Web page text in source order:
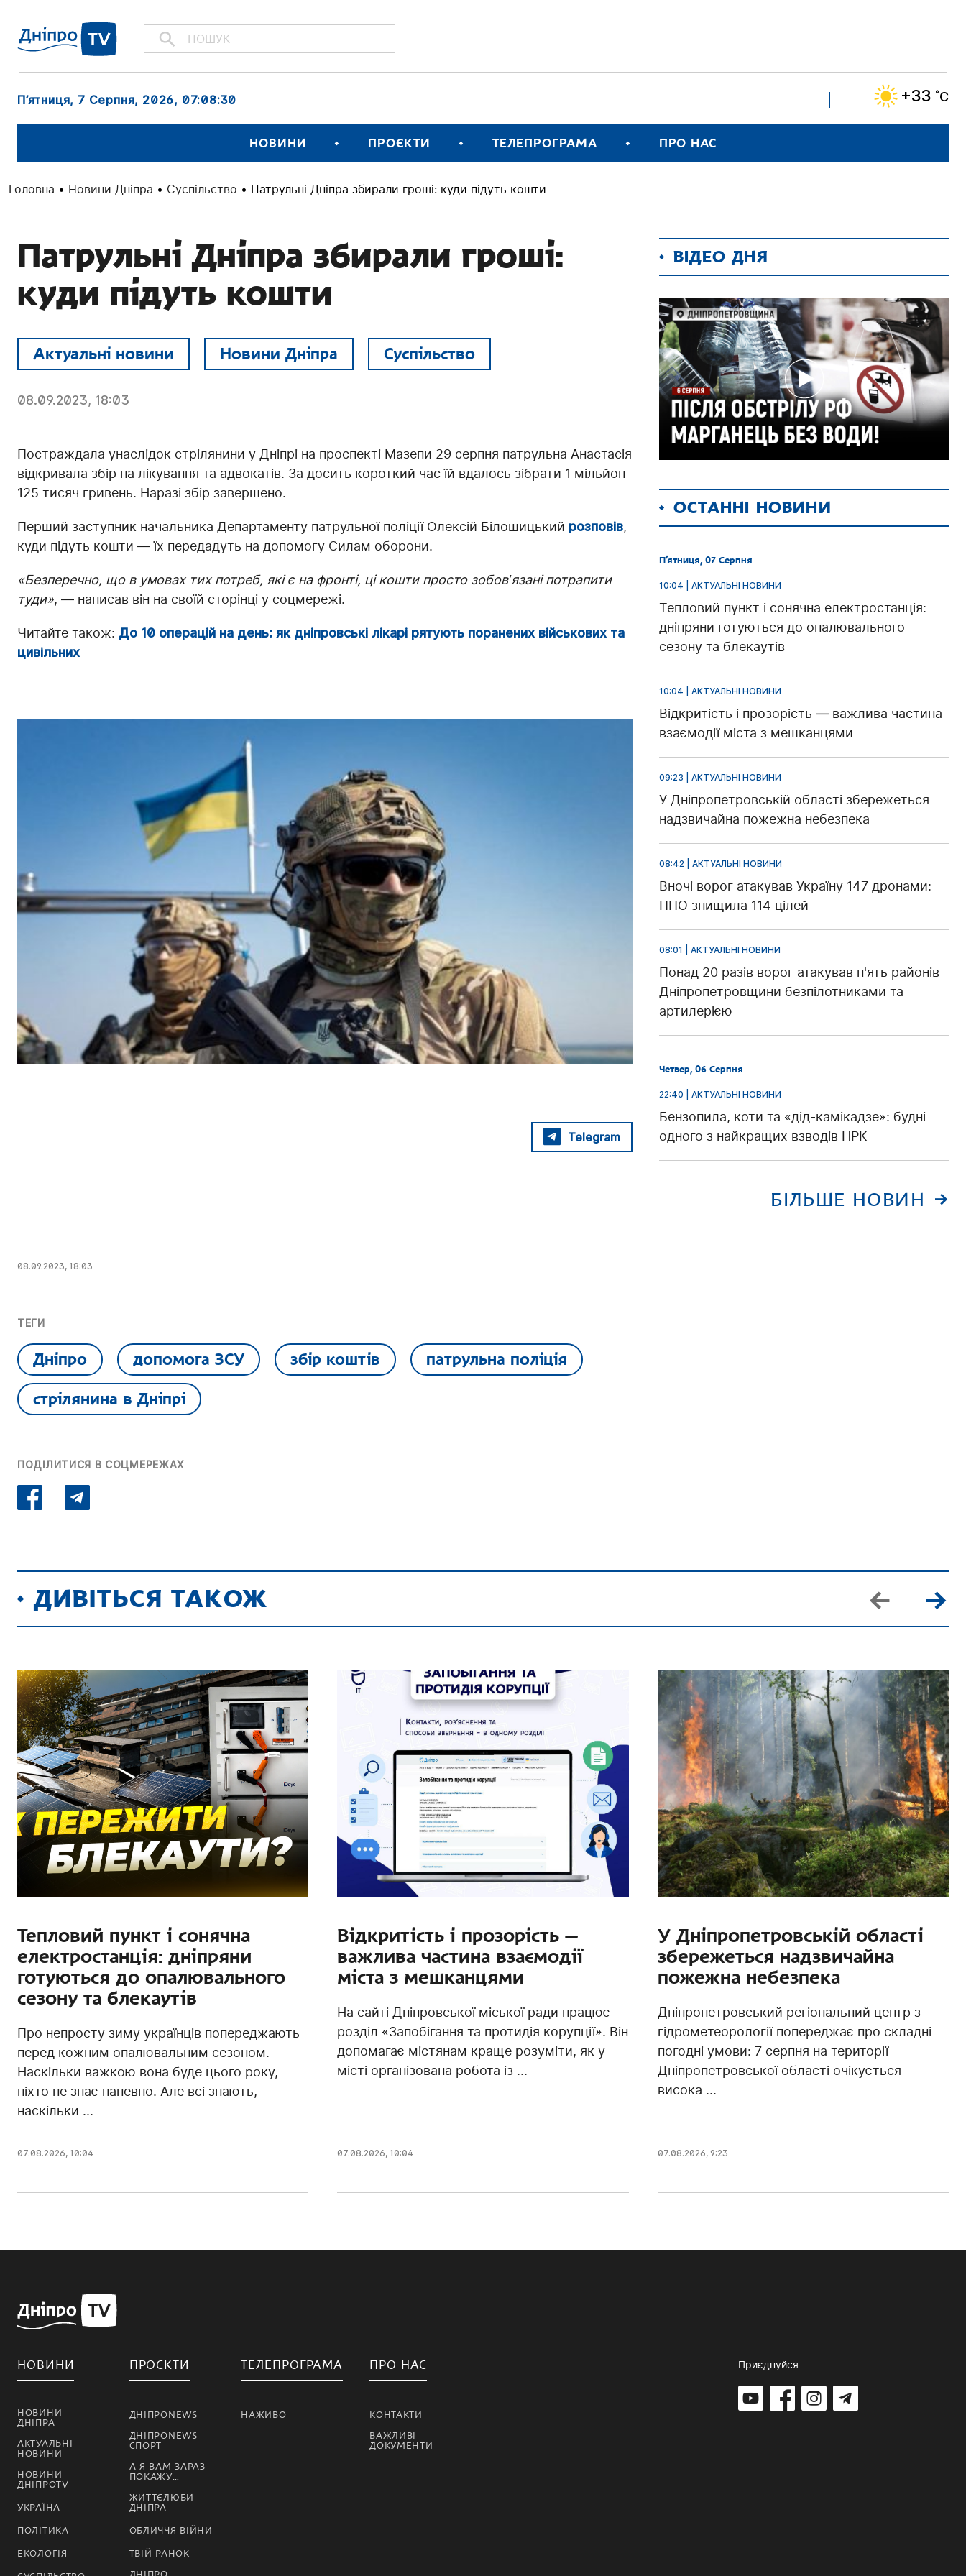
П’ятниця, 7 Серпня, 2026, 07:08:31 +33 ˚C
НОВИНИ ПРОЄКТИ ТЕЛЕПРОГРАМА ПРО НАС
Головна • Новини Дніпра • Суспільство • Патрульні Дніпра збирали гроші: куди підуть кошти
Патрульні Дніпра збирали гроші:
куди підуть кошти
Актуальні новини Новини Дніпра Суспільство
08.09.2023, 18:03
Постраждала унаслідок стрілянини у Дніпрі на проспекті Мазепи 29 серпня патрульна Анастасія
відкривала збір на лікування та адвокатів. За досить короткий час їй вдалось зібрати 1 мільйон
125 тисяч гривень. Наразі збір завершено.
Перший заступник начальника Департаменту патрульної поліції Олексій Білошицький розповів,
куди підуть кошти — їх передадуть на допомогу Силам оборони.
«Безперечно, що в умовах тих потреб, які є на фронті, ці кошти просто зобовʼязані потрапити
туди», — написав він на своїй сторінці у соцмережі.
Читайте також: До 10 операцій на день: як дніпровські лікарі рятують поранених військових та
цивільних
Telegram
08.09.2023, 18:03
ТЕГИ
Дніпро допомога ЗСУ збір коштів патрульна поліція
стрілянина в Дніпрі
ПОДІЛИТИСЯ В СОЦМЕРЕЖАХ
ВІДЕО ДНЯ
ОСТАННІ НОВИНИ
П’ятниця, 07 Серпня
10:04 | АКТУАЛЬНІ НОВИНИ
Тепловий пункт і сонячна електростанція:
дніпряни готуються до опалювального
сезону та блекаутів
10:04 | АКТУАЛЬНІ НОВИНИ
Відкритість і прозорість — важлива частина
взаємодії міста з мешканцями
09:23 | АКТУАЛЬНІ НОВИНИ
У Дніпропетровській області збережеться
надзвичайна пожежна небезпека
08:42 | АКТУАЛЬНІ НОВИНИ
Вночі ворог атакував Україну 147 дронами:
ППО знищила 114 цілей
08:01 | АКТУАЛЬНІ НОВИНИ
Понад 20 разів ворог атакував п'ять районів
Дніпропетровщини безпілотниками та
артилерією
Четвер, 06 Серпня
22:40 | АКТУАЛЬНІ НОВИНИ
Бензопила, коти та «дід-камікадзе»: будні
одного з найкращих взводів НРК
БІЛЬШЕ НОВИН
ДИВІТЬСЯ ТАКОЖ
Тепловий пункт і сонячна
електростанція: дніпряни
готуються до опалювального
сезону та блекаутів
Про непросту зиму українців попереджають
перед кожним опалювальним сезоном.
Наскільки важкою вона буде цього року,
ніхто не знає напевно. Але всі знають,
наскільки ...
07.08.2026, 10:04
Відкритість і прозорість —
важлива частина взаємодії
міста з мешканцями
На сайті Дніпровської міської ради працює
розділ «Запобігання та протидія корупції». Він
допомагає містянам краще розуміти, як у
місті організована робота із ...
07.08.2026, 10:04
У Дніпропетровській області
збережеться надзвичайна
пожежна небезпека
Дніпропетровський регіональний центр з
гідрометеорології попереджає про складні
погодні умови: 7 серпня на території
Дніпропетровської області очікується
висока ...
07.08.2026, 9:23
НОВИНИ
НОВИНИ
ДНІПРА
АКТУАЛЬНІ
НОВИНИ
НОВИНИ
ДНІПРОTV
УКРАЇНА
ПОЛІТИКА
ЕКОЛОГІЯ
ПРОЄКТИ
ДНІПРОNEWS
ДНІПРОNEWS
СПОРТ
А Я ВАМ ЗАРАЗ
ПОКАЖУ…
ЖИТТЄЛЮБИ
ДНІПРА
ОБЛИЧЧЯ ВІЙНИ
ТВІЙ РАНОК
ТЕЛЕПРОГРАМА
НАЖИВО
ПРО НАС
КОНТАКТИ
ВАЖЛИВІ
ДОКУМЕНТИ
Приєднуйся